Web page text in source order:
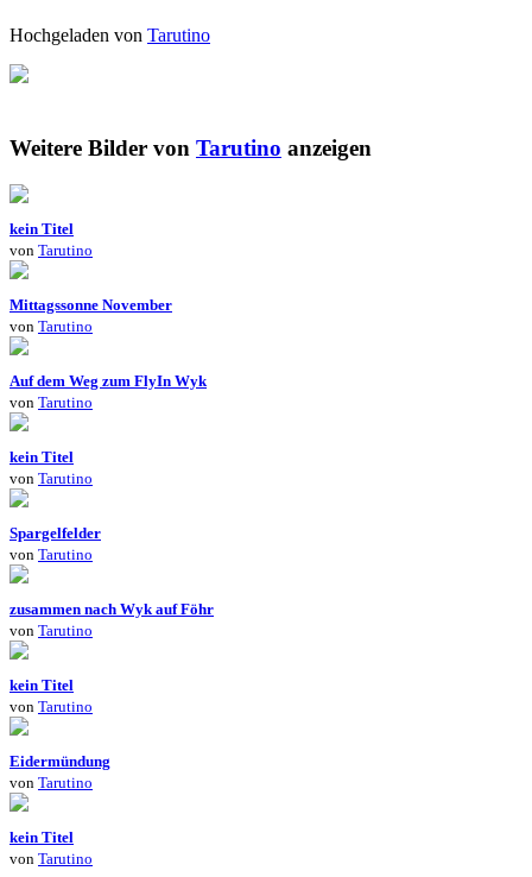
Hochgeladen von Tarutino
Weitere Bilder von Tarutino anzeigen
kein Titel
von Tarutino
Mittagssonne November
von Tarutino
Auf dem Weg zum FlyIn Wyk
von Tarutino
kein Titel
von Tarutino
Spargelfelder
von Tarutino
zusammen nach Wyk auf Föhr
von Tarutino
kein Titel
von Tarutino
Eidermündung
von Tarutino
kein Titel
von Tarutino